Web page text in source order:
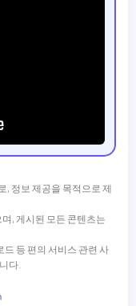
, 정보 제공을 목적으로 제
, 게시된 모든 콘텐츠는
드 등 편의 서비스 관련 사
다.